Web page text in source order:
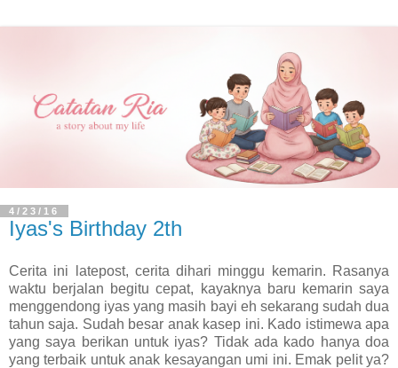
4/23/16
Iyas's Birthday 2th
Cerita ini latepost, cerita dihari minggu kemarin. Rasanya
waktu berjalan begitu cepat, kayaknya baru kemarin saya
menggendong iyas yang masih bayi eh sekarang sudah dua
tahun saja. Sudah besar anak kasep ini. Kado istimewa apa
yang saya berikan untuk iyas? Tidak ada kado hanya doa
yang terbaik untuk anak kesayangan umi ini. Emak pelit ya?